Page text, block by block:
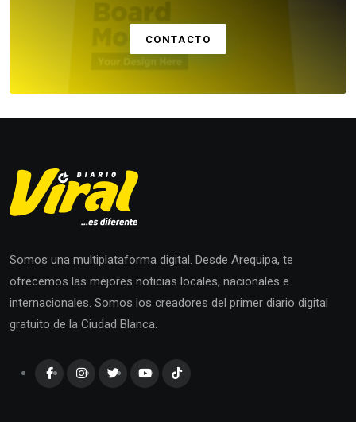
CONTACTO
Somos una multiplataforma digital. Desde Arequipa, te
ofrecemos las mejores noticias locales, nacionales e
internacionales. Somos los creadores del primer diario digital
gratuito de la Ciudad Blanca.